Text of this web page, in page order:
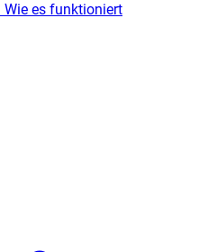
es funktioniert